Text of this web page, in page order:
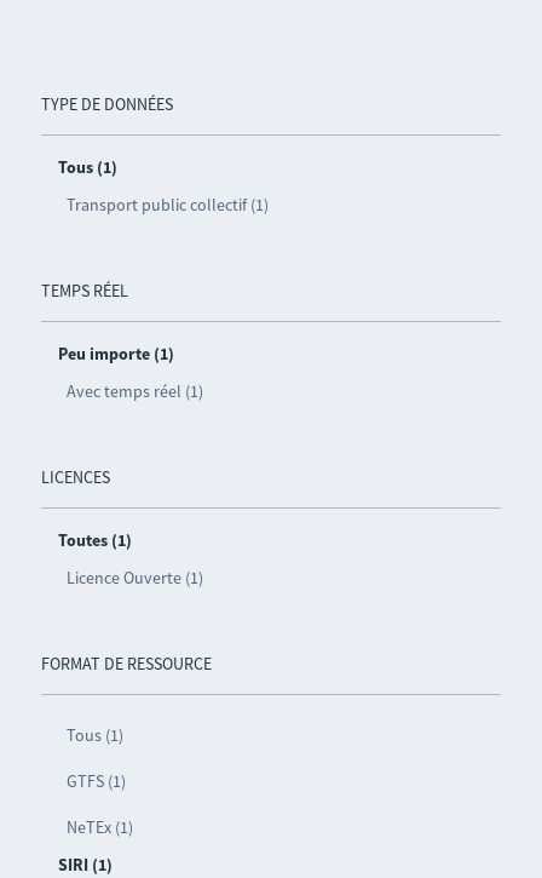
TYPE DE DONNÉES
Tous (1)
Transport public collectif (1)
TEMPS RÉEL
Peu importe (1)
Avec temps réel (1)
LICENCES
Toutes (1)
Licence Ouverte (1)
FORMAT DE RESSOURCE
Tous (1)
GTFS (1)
NeTEx (1)
SIRI (1)